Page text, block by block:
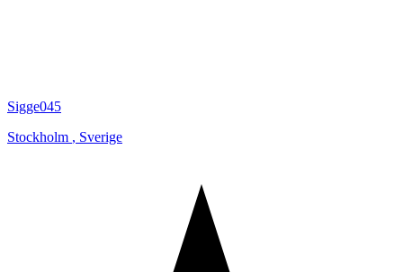
Sigge045
Stockholm , Sverige